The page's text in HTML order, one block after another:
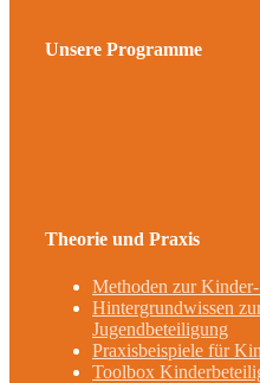
Unsere Programme
Theorie und Praxis
Methoden zur
Hintergrundwissen
Jugendbeteiligung
Praxisbeispiele für
Toolbox